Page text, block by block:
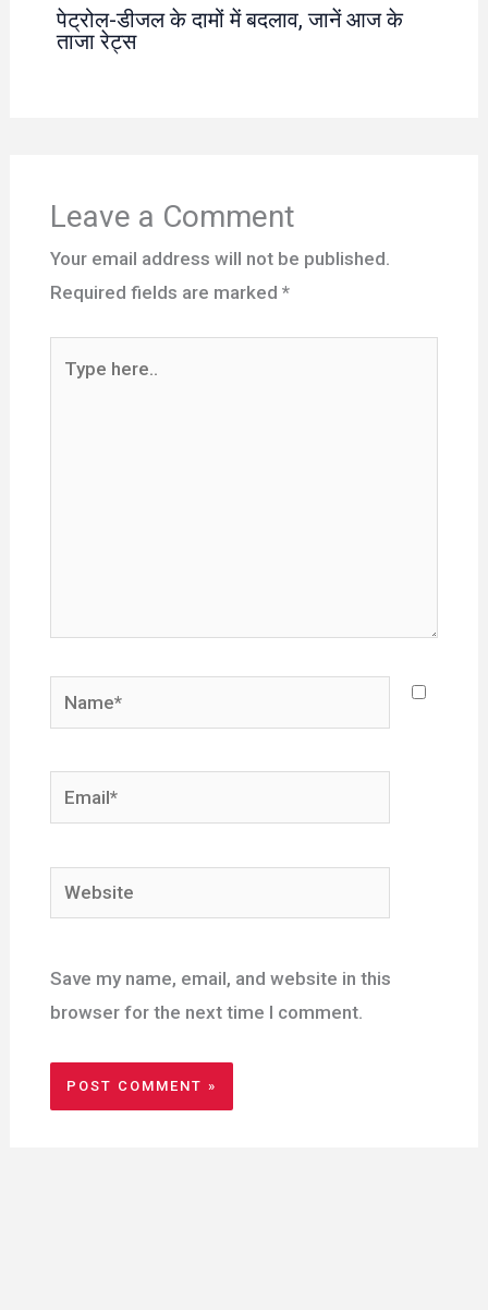
पेट्रोल-डीजल के दामों में बदलाव, जानें आज के
ताजा रेट्स
Leave a Comment
Your email address will not be published.
Required fields are marked *
Name*
Email*
Website
Save my name, email, and website in this
browser for the next time I comment.